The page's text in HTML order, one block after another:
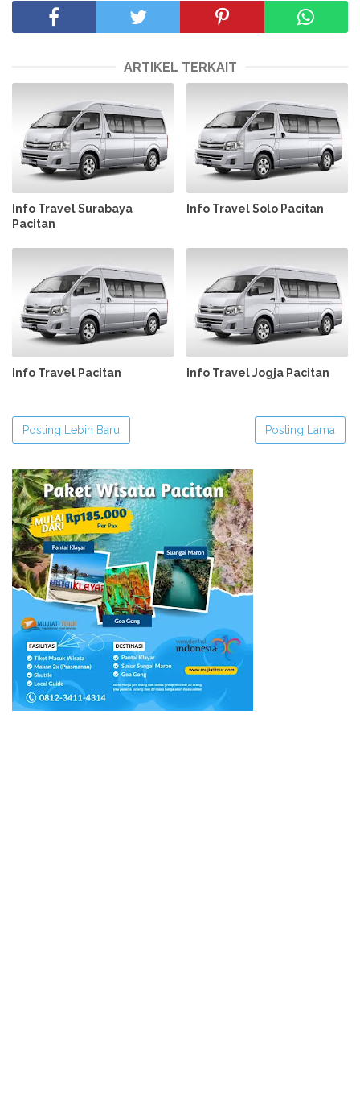
ARTIKEL TERKAIT
Info Travel Surabaya
Pacitan
Info Travel Solo Pacitan
Info Travel Pacitan Info Travel Jogja Pacitan
Posting Lebih Baru Posting Lama